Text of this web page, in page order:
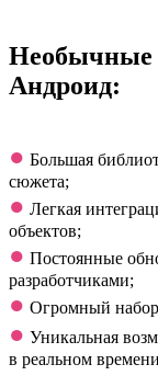
Необычные
Андроид:
● Большая
сюжета;
● Легкая
объектов;
● Постоянные
разработчиками;
● Огромный набор
● Уникальная
в реальном